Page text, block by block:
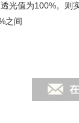
光值为100%。则
之间